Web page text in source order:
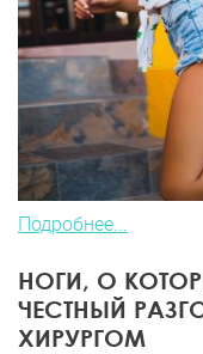
Подробнее...
НОГИ, О
ЧЕСТНЫЙ
ХИРУРГОМ